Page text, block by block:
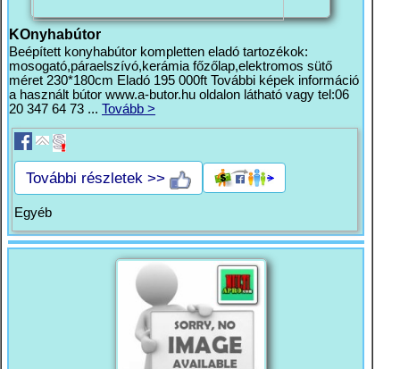
KOnyhabútor
Beépített konyhabútor kompletten eladó tartozékok:
mosogató,páraelszívó,kerámia főzőlap,elektromos sütő
méret 230*180cm Eladó 195 000ft További képek információ
a használt bútor www.a-butor.hu oldalon látható vagy tel:06
20 347 64 73 ... Tovább >
További részletek >>
Egyéb